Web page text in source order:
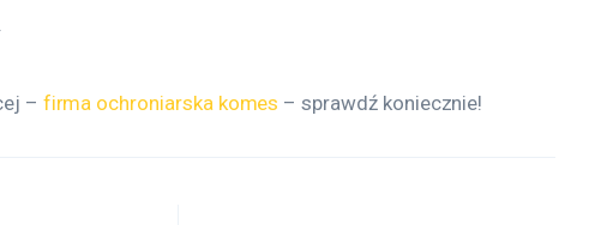
– firma ochroniarska komes – sprawdź koniecznie!